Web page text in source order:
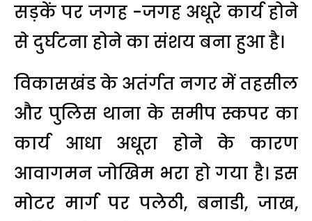
सड़कें पर जगह -जगह अधूरे कार्य होने
से दुर्घटना होने का संशय बना हुआ है।
विकासखंड के अतंर्गत नगर में तहसील
और पुलिस थाना के समीप स्कपर का
कार्य आधा अधूरा होने के कारण
आवागमन जोखिम भरा हो गया है। इस
मोटर मार्ग पर पलेठी, बनाडी, जाख,